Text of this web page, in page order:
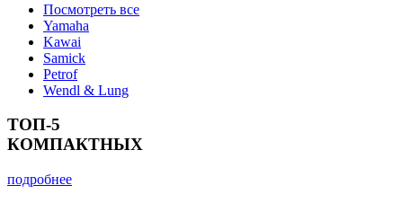
Посмотреть все
Yamaha
Kawai
Samick
Petrof
Wendl & Lung
ТОП-5
КОМПАКТНЫХ
подробнее